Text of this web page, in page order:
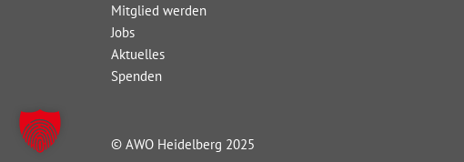
Mitglied werden
Jobs
Aktuelles
Spenden
© AWO Heidelberg 2025